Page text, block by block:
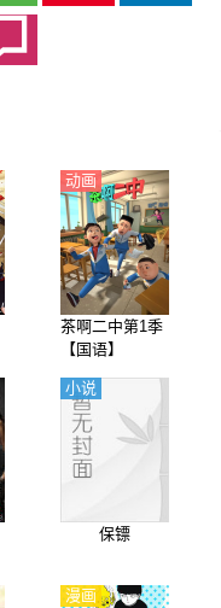
茶啊二中第1季
【国语】
动画
保镖
小说
漫画